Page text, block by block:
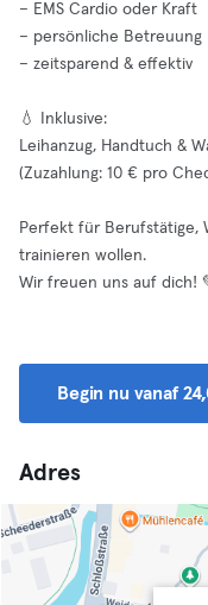
– EMS Cardio oder Kraft
– persönliche Betreuung
– zeitsparend & effektiv
💧 Inklusive:
Leihanzug, Handtuch &
(Zuzahlung: 10 € pro
Perfekt für Berufstätige,
trainieren wollen.
Wir freuen uns auf dich!
Begin nu vanaf
Adres